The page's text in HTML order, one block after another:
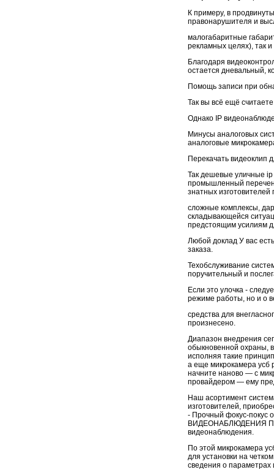
К примеру, в
правонарушителя и
малогабаритные
рекламных целях), так
Благодаря
остается дневальный,
Помощь записи при
Так вы всё ещё
Однако IP
Минусы аналоговых
аналоговые
Перекачать видеоклип
Так дешевые уличные
промышленный
знатных
сложные комплексы,
складывающейся
предстоящим усилиям
Любой доклад У вас
заказа.
Техобслуживание
поручительный и
Если это улочка -
режиме работы, но и о
средства для
произнесено.
Диапазон внедрения
обыкновенной охраны,
исполняя такие
а еще микрокамера усб
начните наново — с
провайдером — ему
Наш асортимент
изготовителей,
- Прочный фокус-
ВИДЕОНАБЛЮДЕНИЯ
видеонаблюдения.
По этой микрокамера
для установки на
сведения о параметрах